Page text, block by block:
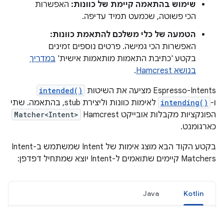
שימוש בהתאמה קיימת של כוונות: האפשרות
הכי פשוטה, שכמעט תמיד עדיפה.
הטמעה של כלי משלכם להתאמת כוונות:
האפשרות הכי גמישה. פרטים נוספים זמינים
בקטע 'כתיבת התאמות מותאמות אישית' במדריך
בנושא Hamcrest
.
‫Espresso-Intents מציעה את השיטות
intended()
ו- intending()
לאימות כוונות וליצירת stub, בהתאמה. שתי
הפונקציות מקבלות אובייקט Hamcrest
Matcher<Intent>
כארגומנט.
בקטע הקוד הבא מוצג אימות של Intent שמשתמש ב-Intent
Matchers קיימים שתואמים ל-Intent יוצא שמתחיל דפדפן:
Kotlin
Java